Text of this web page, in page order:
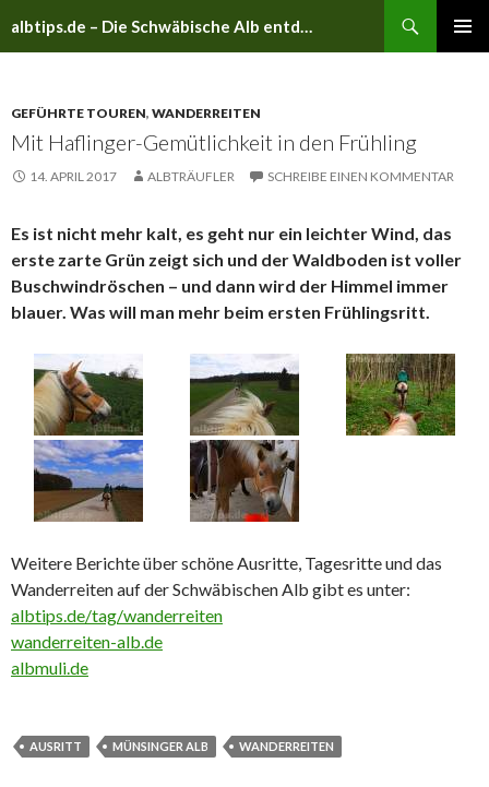
albtips.de – Die Schwäbische Alb entdecken
GEFÜHRTE TOUREN, WANDERREITEN
Mit Haflinger-Gemütlichkeit in den Frühling
14. APRIL 2017 ALBTRÄUFLER SCHREIBE EINEN KOMMENTAR
Es ist nicht mehr kalt, es geht nur ein leichter Wind, das
erste zarte Grün zeigt sich und der Waldboden ist voller
Buschwindröschen – und dann wird der Himmel immer
blauer. Was will man mehr beim ersten Frühlingsritt.
Weitere Berichte über schöne Ausritte, Tagesritte und das
Wanderreiten auf der Schwäbischen Alb gibt es unter:
albtips.de/tag/wanderreiten
wanderreiten-alb.de
albmuli.de
AUSRITT MÜNSINGER ALB WANDERREITEN